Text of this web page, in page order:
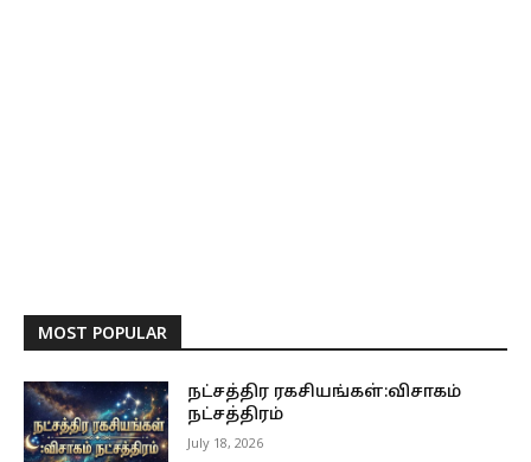
MOST POPULAR
நட்சத்திர ரகசியங்கள்:விசாகம்
நட்சத்திரம்
July 18, 2026